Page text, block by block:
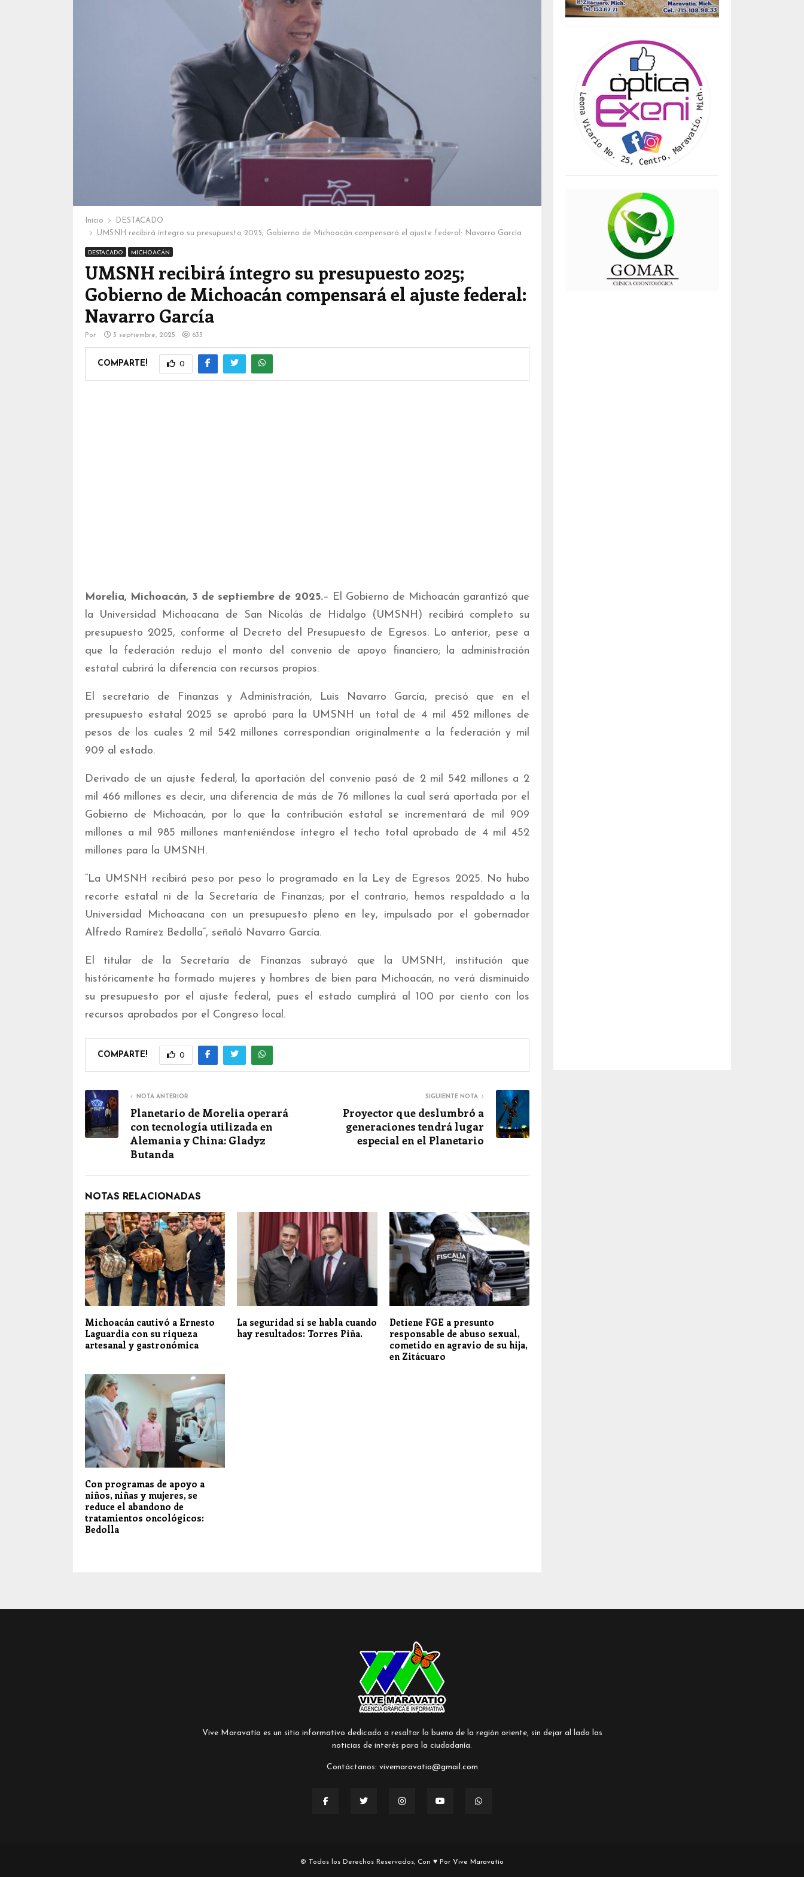
Inicio
DESTACADO
UMSNH recibirá íntegro su presupuesto 2025; Gobierno de Michoacán compensará el ajuste federal: Navarro García
DESTACADO MICHOACÁN
UMSNH recibirá íntegro su presupuesto 2025;
Gobierno de Michoacán compensará el ajuste federal:
Navarro García
Por 3 septiembre, 2025 633
COMPARTE! 0
Morelia, Michoacán, 3 de septiembre de 2025.– El Gobierno de Michoacán garantizó que
la Universidad Michoacana de San Nicolás de Hidalgo (UMSNH) recibirá completo su
presupuesto 2025, conforme al Decreto del Presupuesto de Egresos. Lo anterior, pese a
que la federación redujo el monto del convenio de apoyo financiero; la administración
estatal cubrirá la diferencia con recursos propios.
El secretario de Finanzas y Administración, Luis Navarro García, precisó que en el
presupuesto estatal 2025 se aprobó para la UMSNH un total de 4 mil 452 millones de
pesos de los cuales 2 mil 542 millones correspondían originalmente a la federación y mil
909 al estado.
Derivado de un ajuste federal, la aportación del convenio pasó de 2 mil 542 millones a 2
mil 466 millones es decir, una diferencia de más de 76 millones la cual será aportada por el
Gobierno de Michoacán, por lo que la contribución estatal se incrementará de mil 909
millones a mil 985 millones manteniéndose íntegro el techo total aprobado de 4 mil 452
millones para la UMSNH.
“La UMSNH recibirá peso por peso lo programado en la Ley de Egresos 2025. No hubo
recorte estatal ni de la Secretaría de Finanzas; por el contrario, hemos respaldado a la
Universidad Michoacana con un presupuesto pleno en ley, impulsado por el gobernador
Alfredo Ramírez Bedolla”, señaló Navarro García.
El titular de la Secretaría de Finanzas subrayó que la UMSNH, institución que
históricamente ha formado mujeres y hombres de bien para Michoacán, no verá disminuido
su presupuesto por el ajuste federal, pues el estado cumplirá al 100 por ciento con los
recursos aprobados por el Congreso local.
COMPARTE! 0
NOTA ANTERIOR
Planetario de Morelia operará
con tecnología utilizada en
Alemania y China: Gladyz
Butanda
SIGUIENTE NOTA
Proyector que deslumbró a
generaciones tendrá lugar
especial en el Planetario
NOTAS RELACIONADAS
Michoacán cautivó a Ernesto
Laguardia con su riqueza
artesanal y gastronómica
La seguridad sí se habla cuando
hay resultados: Torres Piña.
Detiene FGE a presunto
responsable de abuso sexual,
cometido en agravio de su hija,
en Zitácuaro
Con programas de apoyo a
niños, niñas y mujeres, se
reduce el abandono de
tratamientos oncológicos:
Bedolla
Vive Maravatío es un sitio informativo dedicado a resaltar lo bueno de la región oriente, sin dejar al lado las
noticias de interés para la ciudadanía.
Contáctanos: vivemaravatio@gmail.com
© Todos los Derechos Reservados, Con ♥ Por Vive Maravatío